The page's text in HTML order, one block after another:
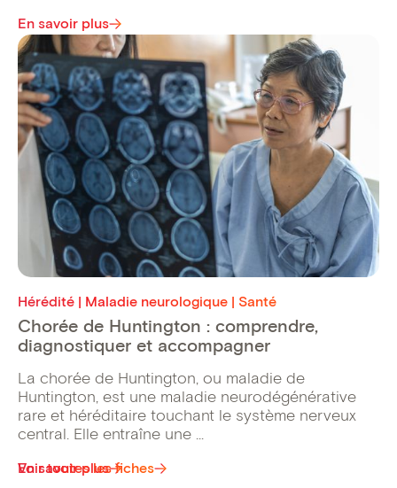
Voir toutes les fiches
En savoir plus
Hérédité | Maladie neurologique | Santé
Chorée de Huntington : comprendre,
diagnostiquer et accompagner
La chorée de Huntington, ou maladie de
Huntington, est une maladie neurodégénérative
rare et héréditaire touchant le système nerveux
central. Elle entraîne une ...
En savoir plus